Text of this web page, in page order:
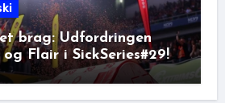
brag: Udfordringen
Flair i SickSeries#29!